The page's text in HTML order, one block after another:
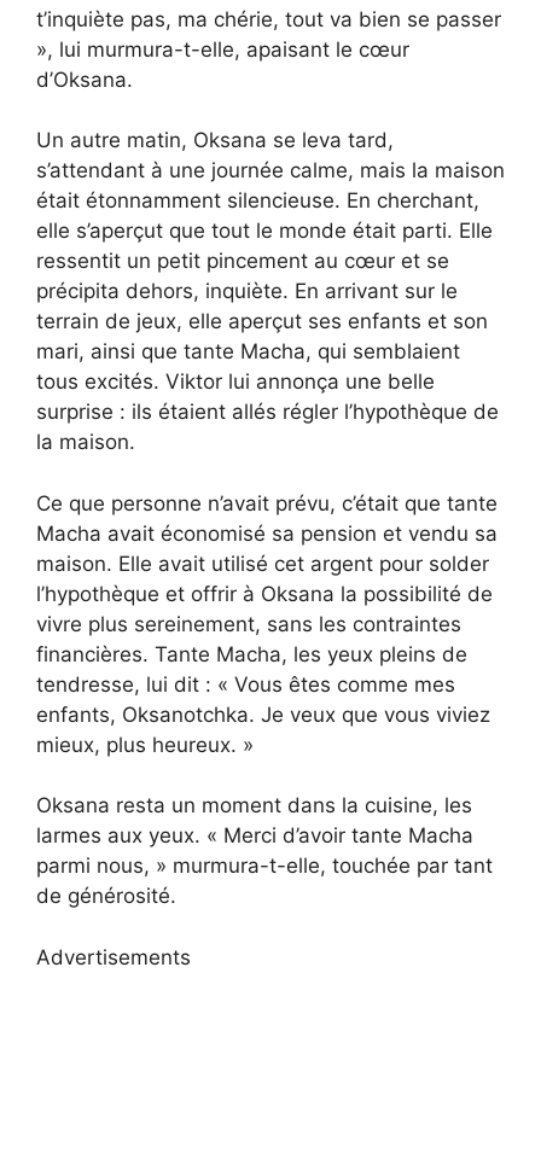
t’inquiète pas, ma chérie, tout va bien se passer
», lui murmura-t-elle, apaisant le cœur
d’Oksana.
Un autre matin, Oksana se leva tard,
s’attendant à une journée calme, mais la maison
était étonnamment silencieuse. En cherchant,
elle s’aperçut que tout le monde était parti. Elle
ressentit un petit pincement au cœur et se
précipita dehors, inquiète. En arrivant sur le
terrain de jeux, elle aperçut ses enfants et son
mari, ainsi que tante Macha, qui semblaient
tous excités. Viktor lui annonça une belle
surprise : ils étaient allés régler l’hypothèque de
la maison.
Ce que personne n’avait prévu, c’était que tante
Macha avait économisé sa pension et vendu sa
maison. Elle avait utilisé cet argent pour solder
l’hypothèque et offrir à Oksana la possibilité de
vivre plus sereinement, sans les contraintes
financières. Tante Macha, les yeux pleins de
tendresse, lui dit : « Vous êtes comme mes
enfants, Oksanotchka. Je veux que vous viviez
mieux, plus heureux. »
Oksana resta un moment dans la cuisine, les
larmes aux yeux. « Merci d’avoir tante Macha
parmi nous, » murmura-t-elle, touchée par tant
de générosité.
Advertisements